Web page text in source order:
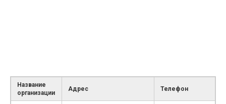
Название
организации
Адрес Телефон